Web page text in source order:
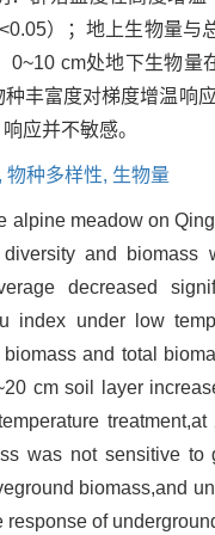
<0.05）；地上生物量与
0~10 cm处地下生物量
丰富度对梯度增温响
应并不敏感。
物种多样性, 生物量
alpine meadow on
and biomass
decreased
index under low
and total
cm soil layer
was not sensitive to
biomass,and
of